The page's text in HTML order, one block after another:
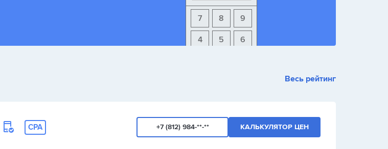
9
8
7
6
5
4
Весь рейтинг
CPA +7 (812) 984-**-** КАЛЬКУЛЯТОР ЦЕН